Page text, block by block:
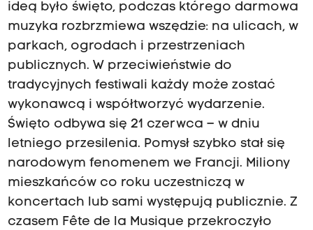
ideą było święto, podczas którego darmowa
muzyka rozbrzmiewa wszędzie: na ulicach, w
parkach, ogrodach i przestrzeniach
publicznych. W przeciwieństwie do
tradycyjnych festiwali każdy może zostać
wykonawcą i współtworzyć wydarzenie.
Święto odbywa się 21 czerwca – w dniu
letniego przesilenia. Pomysł szybko stał się
narodowym fenomenem we Francji. Miliony
mieszkańców co roku uczestniczą w
koncertach lub sami występują publicznie. Z
czasem Fête de la Musique przekroczyło